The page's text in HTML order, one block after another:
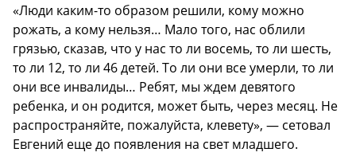
«Люди каким-то образом решили, кому можно
рожать, а кому нельзя… Мало того, нас облили
грязью, сказав, что у нас то ли восемь, то ли шесть,
то ли 12, то ли 46 детей. То ли они все умерли, то ли
они все инвалиды… Ребят, мы ждем девятого
ребенка, и он родится, может быть, через месяц. Не
распространяйте, пожалуйста, клевету», — сетовал
Евгений еще до появления на свет младшего.